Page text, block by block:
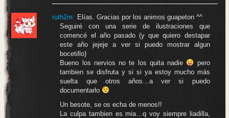
ruth2m: Elías. Gracias por los animos guapeton ^^
Seguiré con una serie de ilustraciones que
comencé el año pasado (y que quiero destapar
este año jejeje a ver si puedo mostrar algun
bocetillo)
Bueno los nervios no te los quita nadie
pero
tambien se disfruta y si si ya estoy mucho más
suelta que otros años…a ver si puedo
documentarlo
Un besote, se os echa de menos!!
La culpa tambien es mia…q voy siempre liadilla,